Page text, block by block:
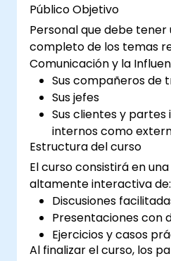
trabajo en equipo. La formación está dirigida a
personas interesadas
competencias en la
proyecto. La formación consta de una parte
teórica, talleres y
Público Objetivo
Personal que debe
completo de los temas
Comunicación y la
Sus compañeros de
Sus jefes
Sus clientes y
internos como
Estructura del curso
El curso consistirá en
altamente interactiva de:
Discusiones
Presentaciones con
Ejercicios y casos
Al finalizar el curso, los